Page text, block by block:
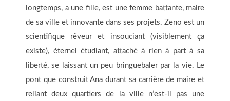
longtemps, a une fille, est une femme battante, maire
de sa ville et innovante dans ses projets. Zeno est un
scientifique rêveur et insouciant (visiblement ça
existe), éternel étudiant, attaché à rien à part à sa
liberté, se laissant un peu bringuebaler par la vie. Le
pont que construit Ana durant sa carrière de maire et
reliant deux quartiers de la ville n’est-il pas une